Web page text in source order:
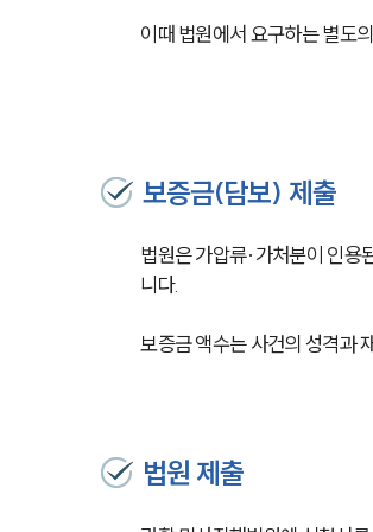
이때 법원에서 요구하는 별도
보증금(담보) 제출
법원은 가압류·가처분이 인용
니다.
보증금 액수는 사건의 성격과
법원 제출